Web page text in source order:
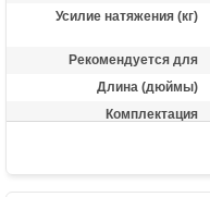
Усилие натяжения (кг)
Рекомендуется для
Длина (дюймы)
Комплектация
Масса (кг)